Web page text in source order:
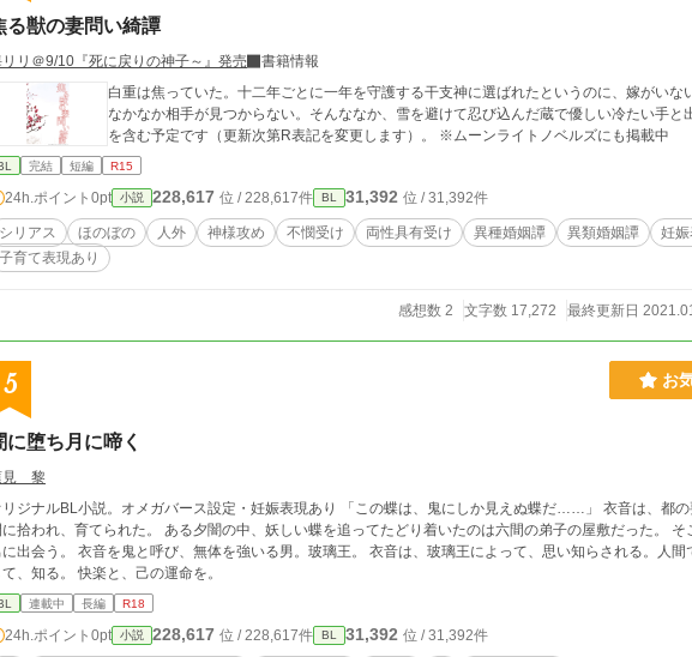
る獣の妻問い綺譚
リ＠9/10『死に戻りの神子～』発売
書籍情報
白重は焦っていた。十二年ごとに一年を守護する干支神に選ばれたというのに、嫁がいな
なかなか相手が見つからない。そんななか、雪を避けて忍び込んだ蔵で優しい冷たい手と出会う。 ※番
を含む予定です（更新次第R表記を変更します）。 ※ムーンライトノベルズにも掲載中
完結 短編 R15
24h.ポイント 0pt 小説 228,617 位 / 228,617件 BL 31,392 位 / 31,392件
シリアス ほのぼの 人外 神様攻め 不憫受け 両性具有受け 異種婚姻譚 異類婚姻譚
妊娠
子育て表現あり
感想数 2 文字数 17,272 最終更新日
5 お
に堕ち月に啼く
見 黎
ナルBL小説。オメガバース設定・妊娠表現あり 「この蝶は、鬼にしか見えぬ蝶だ……」 衣音は、都の要と呼ばれる呪術師・六
拾われ、育てられた。 ある夕闇の中、妖しい蝶を追ってたどり着いたのは六間の弟子の屋敷だった。
出会う。 衣音を鬼と呼び、無体を強いる男。玻璃王。 衣音は、玻璃王によって、思い知らされる。人間
、知る。 快楽と、己の運命を。
連載中 長編 R18
24h.ポイント 0pt 小説 228,617 位 / 228,617件 BL 31,392 位 / 31,392件